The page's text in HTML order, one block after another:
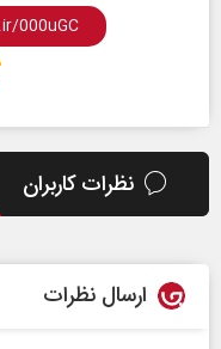
نظرات کاربران
ارسال نظرات